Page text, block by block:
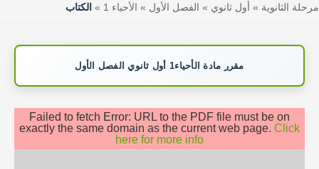
مرحلة الثانوية » أول ثانوي » الفصل الأول » الأحياء 1 » الكتاب
مقرر مادة الأحياء1 أول ثانوي الفصل الأول
Failed to fetch Error: URL to the PDF file must be on
exactly the same domain as the current web page. Click
here for more info